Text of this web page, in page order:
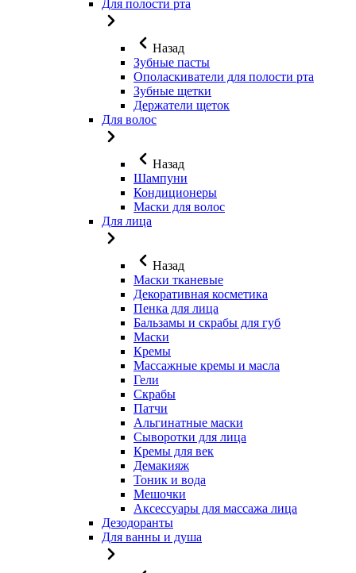
Для полости рта
Назад
Зубные пасты
Ополаскиватели для полости рта
Зубные щетки
Держатели щеток
Для волос
Назад
Шампуни
Кондиционеры
Маски для волос
Для лица
Назад
Маски тканевые
Декоративная косметика
Пенка для лица
Бальзамы и скрабы для губ
Маски
Кремы
Массажные кремы и масла
Гели
Скрабы
Патчи
Альгинатные маски
Сыворотки для лица
Кремы для век
Демакияж
Тоник и вода
Мешочки
Аксессуары для массажа лица
Дезодоранты
Для ванны и душа